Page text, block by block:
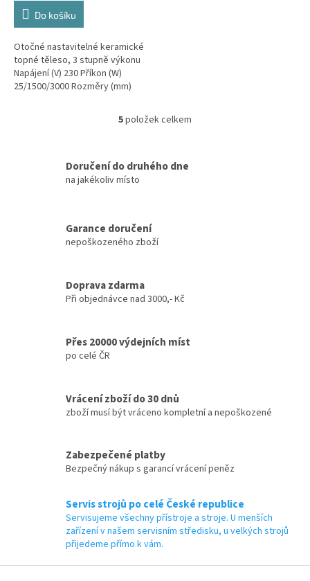
Do košíku
Otočné nastavitelné keramické
topné těleso, 3 stupně výkonu
Napájení (V) 230 Příkon (W)
25/1500/3000 Rozměry (mm)
Největší průtok vzduchu (m³/h)
O
á
r
v
i
s
5položek celkem
Doručení do druhého dne
na jakékoliv místo
Garance doručení
nepoškozeného zboží
Doprava zdarma
Při objednávce nad 3000,- Kč
Přes 20000 výdejních míst
po celé ČR
Vrácení zboží do 30 dnů
zboží musí být vráceno kompletní a nepoškozené
Zabezpečené platby
Bezpečný nákup s garancí vrácení peněz
Servis strojů po celé České republice
Servisujeme všechny přístroje a stroje. U menších
zařízení v našem servisním středisku, u velkých strojů
přijedeme přímo k vám.